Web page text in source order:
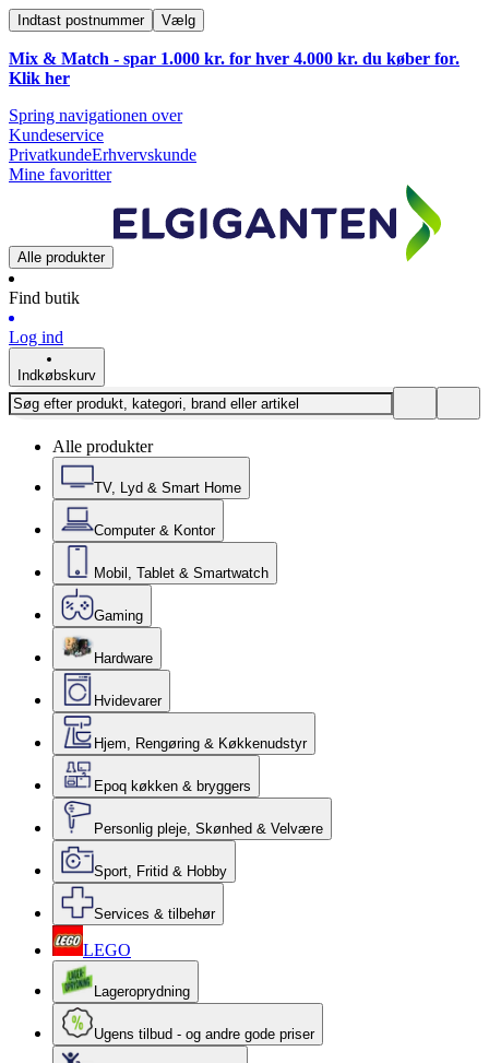
Indtast postnummer Vælg
Mix & Match - spar 1.000 kr. for hver 4.000 kr. du køber for.
Klik her
Spring navigationen over
Kundeservice
PrivatkundeErhvervskunde
Mine favoritter
Alle produkter
Find butik
Log ind
Indkøbskurv
Alle produkter
TV, Lyd & Smart Home
Computer & Kontor
Mobil, Tablet & Smartwatch
Gaming
Hardware
Hvidevarer
Hjem, Rengøring & Køkkenudstyr
Epoq køkken & bryggers
Personlig pleje, Skønhed & Velvære
Sport, Fritid & Hobby
Services & tilbehør
LEGO
Lageroprydning
Ugens tilbud - og andre gode priser